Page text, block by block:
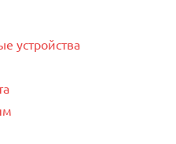
устройства